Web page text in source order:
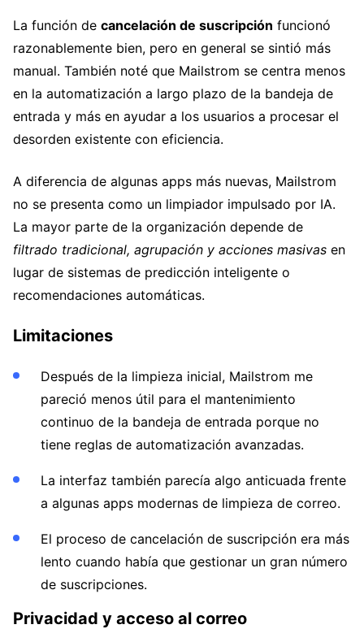
La función de cancelación de suscripción funcionó
razonablemente bien, pero en general se sintió más
manual. También noté que Mailstrom se centra menos
en la automatización a largo plazo de la bandeja de
entrada y más en ayudar a los usuarios a procesar el
desorden existente con eficiencia.
A diferencia de algunas apps más nuevas, Mailstrom
no se presenta como un limpiador impulsado por IA.
La mayor parte de la organización depende de
filtrado tradicional, agrupación y acciones masivas en
lugar de sistemas de predicción inteligente o
recomendaciones automáticas.
Limitaciones
Después de la limpieza inicial, Mailstrom me
pareció menos útil para el mantenimiento
continuo de la bandeja de entrada porque no
tiene reglas de automatización avanzadas.
La interfaz también parecía algo anticuada frente
a algunas apps modernas de limpieza de correo.
El proceso de cancelación de suscripción era más
lento cuando había que gestionar un gran número
de suscripciones.
Privacidad y acceso al correo